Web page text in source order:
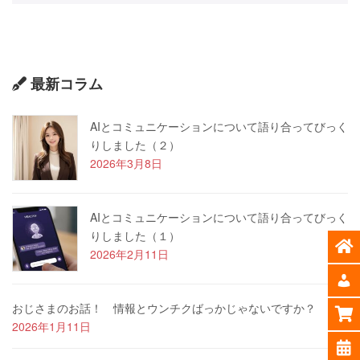
最新コラム
AIとコミュニケーションについて語り合ってびっく
りしました（２）
2026年3月8日
AIとコミュニケーションについて語り合ってびっく
りしました（１）
2026年2月11日
おじさまのお話！ 情報とウンチクばっかじゃないですか？
2026年1月11日